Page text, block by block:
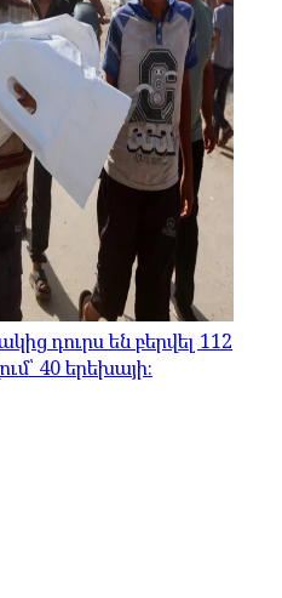
դուրս են բերվել 112
40 երեխայի։